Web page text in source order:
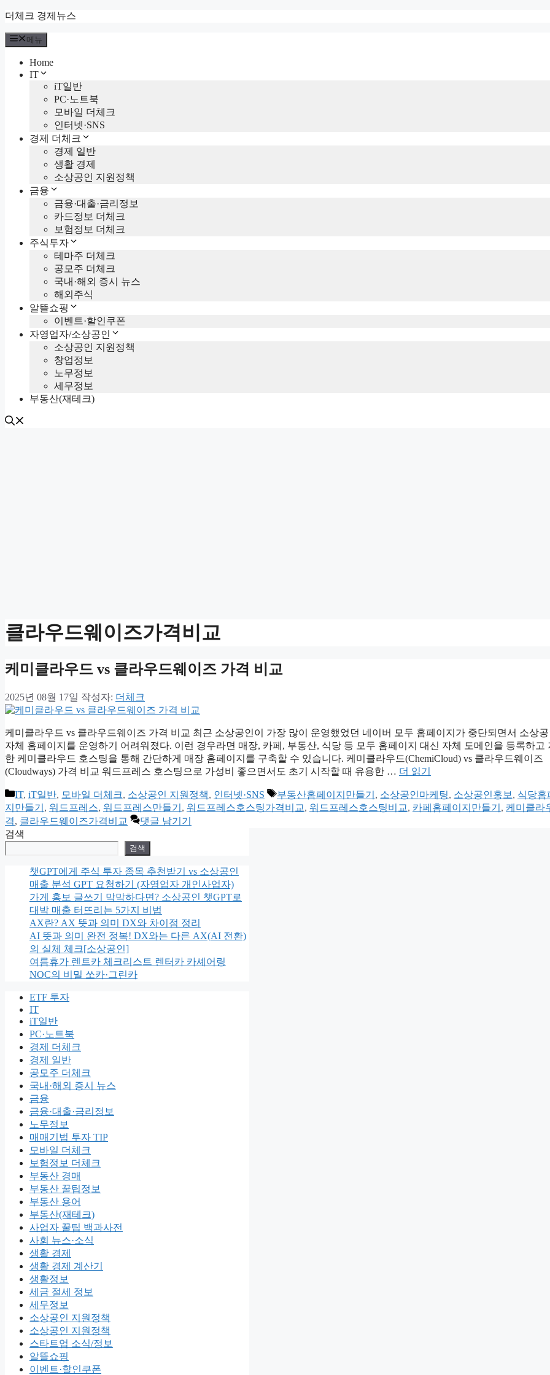
컨
츠
더체크 경제뉴스
메뉴
Home
IT
iT일반
PC·노트북
모바일 더체크
인터넷·SNS
경제 더체크
경제 일반
생활 경제
소상공인 지원정책
금융
금융·대출·금리정보
카드정보 더체크
보험정보 더체크
주식투자
테마주 더체크
공모주 더체크
국내·해외 증시 뉴스
해외주식
알뜰쇼핑
이벤트·할인쿠폰
자영업자/소상공인
소상공인 지원정책
창업정보
노무정보
세무정보
부동산(재테크)
클라우드웨이즈가격비교
케미클라우드 vs 클라우드웨이즈 가격 비교
2025년 08월 17일 작성자: 더체크
케미클라우드 vs 클라우드웨이즈 가격 비교 최근 소상공인이 가장 많이 운영했었던 네이버 모두 홈페이지가 중단되면서 소상
자체 홈페이지를 운영하기 어려워졌다. 이런 경우라면 매장, 카페, 부동산, 식당 등 모두 홈페이지 대신 자체 도메인을 등록하고
한 케미클라우드 호스팅을 통해 간단하게 매장 홈페이지를 구축할 수 있습니다. 케미클라우드(ChemiCloud) vs 클라우드웨이즈
(Cloudways) 가격 비교 워드프레스 호스팅으로 가성비 좋으면서도 초기 시작할 때 유용한 … 더 읽기
카
테
고
리
IT, iT일반, 모바일 더체크, 소상공인 지원정책, 인터넷·SNS
태
그
부동산홈페이지만들기 , 소상공인마케팅, 소상공인홍보 , 식당홈
지만들기 , 워드프레스, 워드프레스만들기 , 워드프레스호스팅가격비교, 워드프레스호스팅비교, 카페홈페이지만들기 , 케미클라
격, 클라우드웨이즈가격비교
댓글 남기기
검색
검색
챗GPT에게 주식 투자 종목 추천받기 vs 소상공인
매출 분석 GPT 요청하기 (자영업자 개인사업자)
가게 홍보 글쓰기 막막하다면? 소상공인 챗GPT로
대박 매출 터뜨리는 5가지 비법
AX란? AX 뜻과 의미 DX와 차이점 정리
AI 뜻과 의미 완전 정복! DX와는 다른 AX(AI 전환)
의 실체 체크[소상공인]
여름휴가 렌트카 체크리스트 렌터카 카셰어링
NOC의 비밀 쏘카·그린카
ETF 투자
IT
iT일반
PC·노트북
경제 더체크
경제 일반
공모주 더체크
국내·해외 증시 뉴스
금융
금융·대출·금리정보
노무정보
매매기법 투자 TIP
모바일 더체크
보험정보 더체크
부동산 경매
부동산 꿀팁정보
부동산 용어
부동산(재테크)
사업자 꿀팁 백과사전
사회 뉴스·소식
생활 경제
생활 경제 계산기
생활정보
세금 절세 정보
세무정보
소상공인 지원정책
소상공인 지원정책
스타트업 소식/정보
알뜰쇼핑
이벤트·할인쿠폰